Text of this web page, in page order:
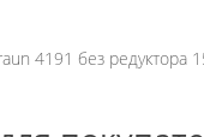
4191 без редуктора